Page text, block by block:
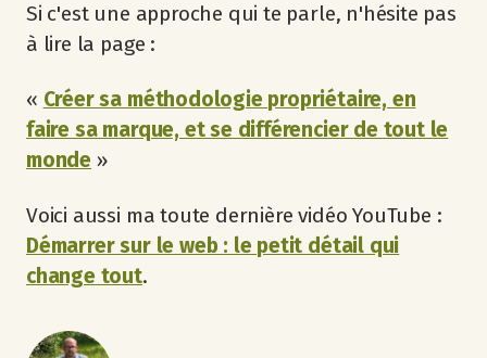
Si c'est une approche qui te parle, n'hésite pas
à lire la page :
« Créer sa méthodologie propriétaire, en
faire sa marque, et se différencier de tout le
monde »
Voici aussi ma toute dernière vidéo YouTube :
Démarrer sur le web : le petit détail qui
change tout.